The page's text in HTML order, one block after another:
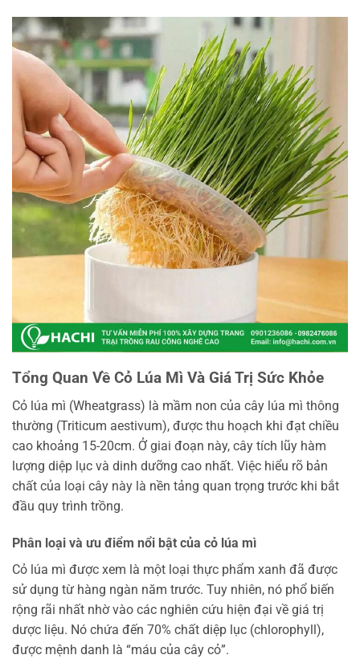
Tổng Quan Về Cỏ Lúa Mì Và Giá Trị Sức Khỏe
Cỏ lúa mì (Wheatgrass) là mầm non của cây lúa mì thông
thường (Triticum aestivum), được thu hoạch khi đạt chiều
cao khoảng 15-20cm. Ở giai đoạn này, cây tích lũy hàm
lượng diệp lục và dinh dưỡng cao nhất. Việc hiểu rõ bản
chất của loại cây này là nền tảng quan trọng trước khi bắt
đầu quy trình trồng.
Phân loại và ưu điểm nổi bật của cỏ lúa mì
Cỏ lúa mì được xem là một loại thực phẩm xanh đã được
sử dụng từ hàng ngàn năm trước. Tuy nhiên, nó phổ biến
rộng rãi nhất nhờ vào các nghiên cứu hiện đại về giá trị
dược liệu. Nó chứa đến 70% chất diệp lục (chlorophyll),
được mệnh danh là “máu của cây cỏ”.